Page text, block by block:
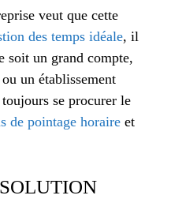
veut que cette
des temps idéale, il
soit un grand compte,
un établissement
se procurer le
de pointage horaire et